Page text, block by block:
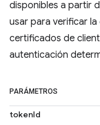
disponibles a partir
usar para verificar la
certificados de
autenticación
PARÁMETROS
tokenId